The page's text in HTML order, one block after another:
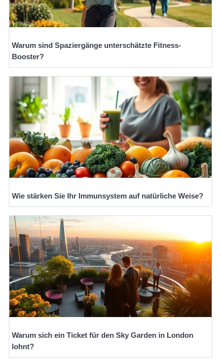
Warum sind Spaziergänge unterschätzte Fitness-
Booster?
Wie stärken Sie Ihr Immunsystem auf natürliche Weise?
Warum sich ein Ticket für den Sky Garden in London
lohnt?